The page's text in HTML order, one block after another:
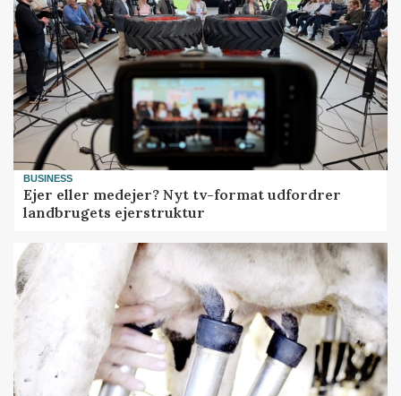
BUSINESS
Ejer eller medejer? Nyt tv-format udfordrer
landbrugets ejerstruktur